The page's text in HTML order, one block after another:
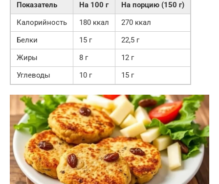
Показатель На 100 г
На порцию (150 г)
Калорийность
180 ккал
270 ккал
Белки
15 г
22,5 г
Жиры
8 г
12 г
Углеводы
10 г 15 г